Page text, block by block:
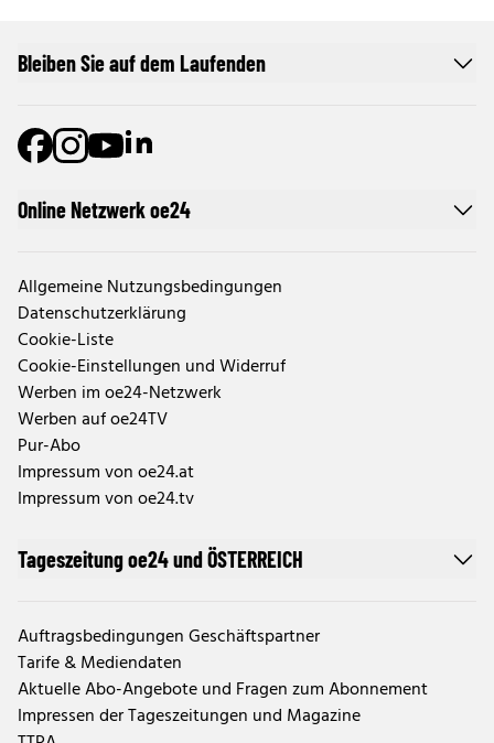
Online Netzwerk oe24
Allgemeine Nutzungsbedingungen
Datenschutzerklärung
Cookie-Liste
Cookie-Einstellungen und Widerruf
Werben im oe24-Netzwerk
Werben auf oe24TV
Pur-Abo
Impressum von oe24.at
Impressum von oe24.tv
Tageszeitung oe24 und ÖSTERREICH
Auftragsbedingungen Geschäftspartner
Tarife & Mediendaten
Aktuelle Abo-Angebote und Fragen zum Abonnement
Impressen der Tageszeitungen und Magazine
Bleiben Sie auf dem Laufenden